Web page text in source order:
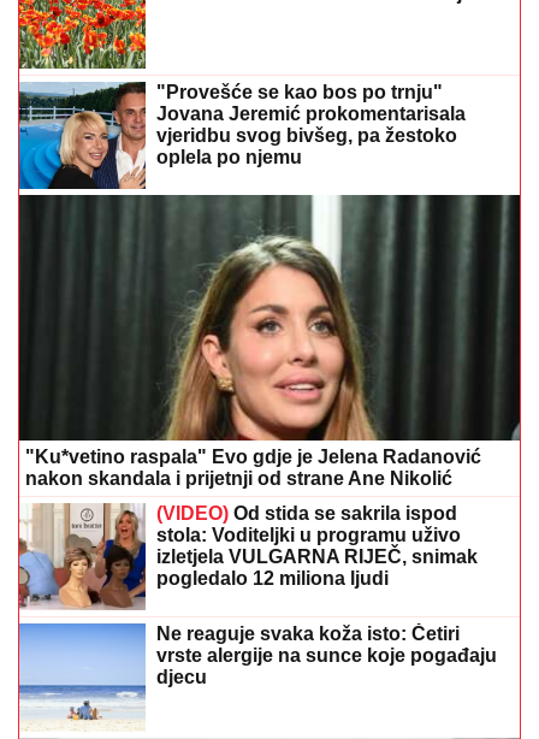
"Provešće se kao bos po trnju"
Jovana Jeremić prokomentarisala
vjeridbu svog bivšeg, pa žestoko
oplela po njemu
"Ku*vetino raspala" Evo gdje je Jelena Radanović
nakon skandala i prijetnji od strane Ane Nikolić
(VIDEO) Od stida se sakrila ispod
stola: Voditeljki u programu uživo
izletjela VULGARNA RIJEČ, snimak
pogledalo 12 miliona ljudi
Ne reaguje svaka koža isto: Četiri
vrste alergije na sunce koje pogađaju
djecu